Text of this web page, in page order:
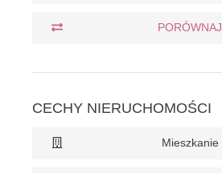
PORÓWNAJ
CECHY NIERUCHOMOŚCI
Mieszkanie